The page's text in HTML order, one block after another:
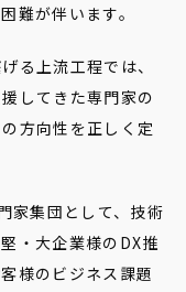
難が伴います。
る上流工程では、
してきた専門家の
方向性を正しく定
家集団として、技術
・大企業様のDX推
様のビジネス課題